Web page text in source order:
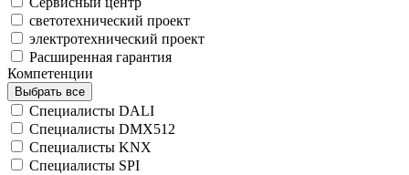
светотехнический проект
электротехнический проект
Расширенная гарантия
Компетенции
Выбрать все
Специалисты DALI
Специалисты DMX512
Специалисты KNX
Специалисты SPI